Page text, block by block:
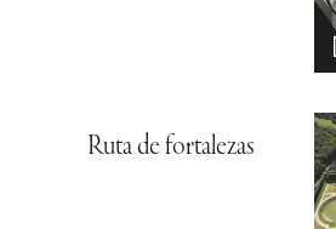
Ruta de fortalezas